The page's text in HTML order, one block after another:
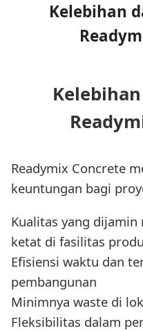
Kelebihan
Readymix Concrete
keuntungan bagi
Kualitas yang dijamin
ketat di fasilitas
Efisiensi waktu dan
pembangunan
Minimnya waste di
Fleksibilitas dalam